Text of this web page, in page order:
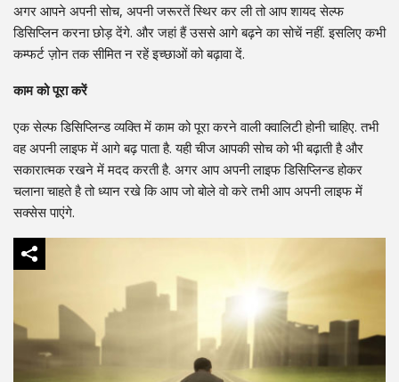
अगर आपने अपनी सोच, अपनी जरूरतें स्थिर कर ली तो आप शायद सेल्फ
डिसिप्लिन करना छोड़ देंगे. और जहां हैं उससे आगे बढ़ने का सोचें नहीं. इसलिए कभी
कम्फर्ट ज़ोन तक सीमित न रहें इच्छाओं को बढ़ावा दें.
काम को पूरा करें
एक सेल्फ डिसिप्लिन्ड व्यक्ति में काम को पूरा करने वाली क्वालिटी होनी चाहिए. तभी
वह अपनी लाइफ में आगे बढ़ पाता है. यही चीज आपकी सोच को भी बढ़ाती है और
सकारात्मक रखने में मदद करती है. अगर आप अपनी लाइफ डिसिप्लिन्ड होकर
चलाना चाहते है तो ध्यान रखे कि आप जो बोले वो करे तभी आप अपनी लाइफ में
सक्सेस पाएंगे.